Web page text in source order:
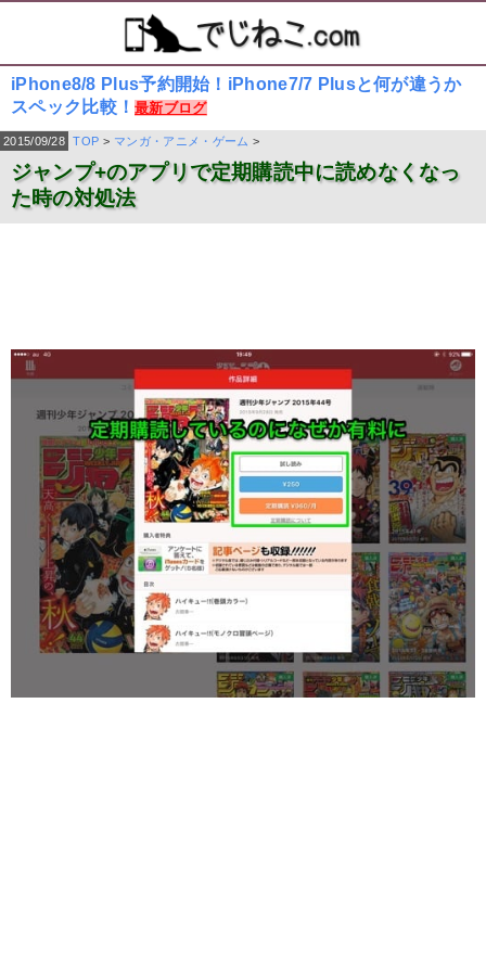
iPhone8/8 Plus予約開始！iPhone7/7 Plusと何が違うか
スペック比較！最新ブログ
2015/09/28 TOP > マンガ・アニメ・ゲーム >
ジャンプ+のアプリで定期購読中に読めなくなっ
た時の対処法